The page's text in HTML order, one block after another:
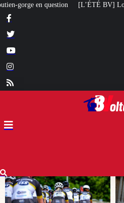
Louvre Nouvelle Renaissance : le